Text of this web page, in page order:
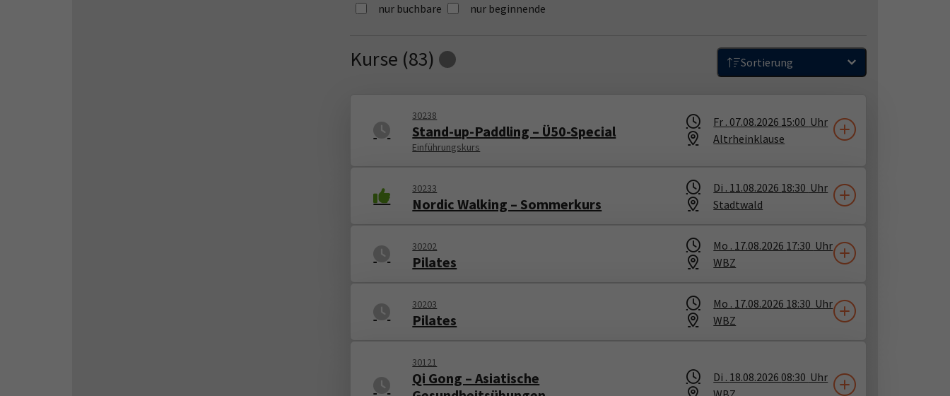
nur buchbare nur beginnende
Kurse (83)Loading... Sortierung
30238
Stand-up-Paddling – Ü50-Special
Einführungskurs
Fr . 07.08.2026 15:00 Uhr
Altrheinklause
30233
Nordic Walking – Sommerkurs
Di . 11.08.2026 18:30 Uhr
Stadtwald
30202
Pilates
Mo . 17.08.2026 17:30 Uhr
WBZ
30203
Pilates
Mo . 17.08.2026 18:30 Uhr
WBZ
30121
Qi Gong – Asiatische
Di . 18.08.2026 08:30 Uhr